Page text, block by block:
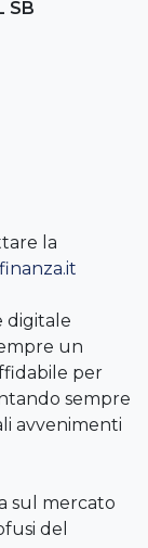
SB
la
digitale
un
per
sempre
avvenimenti
sul mercato
del